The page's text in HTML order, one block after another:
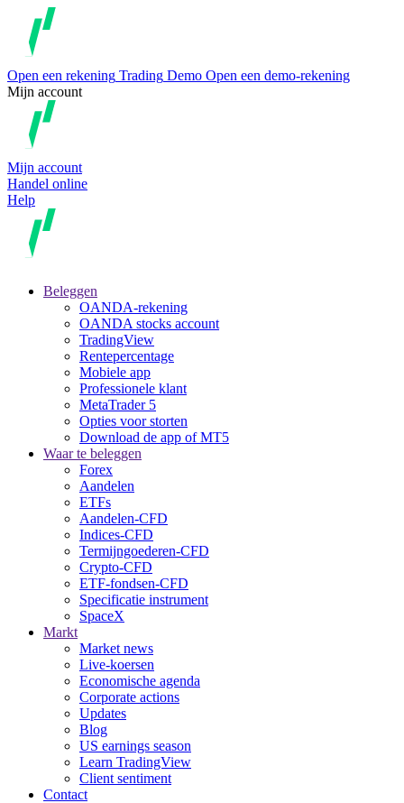
Open een rekening Trading Demo Open een demo-rekening
Mijn account
Mijn account
Handel online
Help
Beleggen
OANDA-rekening
OANDA stocks account
TradingView
Rentepercentage
Mobiele app
Professionele klant
MetaTrader 5
Opties voor storten
Download de app of MT5
Waar te beleggen
Forex
Aandelen
ETFs
Aandelen-CFD
Indices-CFD
Termijngoederen-CFD
Crypto-CFD
ETF-fondsen-CFD
Specificatie instrument
SpaceX
Markt
Market news
Live-koersen
Economische agenda
Corporate actions
Updates
Blog
US earnings season
Learn TradingView
Client sentiment
Contact